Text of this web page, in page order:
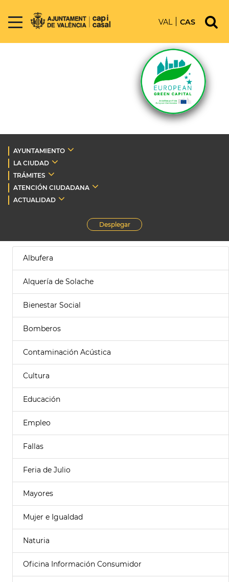
VAL CAS
AYUNTAMIENTO
LA CIUDAD
TRÁMITES
ATENCIÓN CIUDADANA
ACTUALIDAD
Desplegar
Albufera
Alquería de Solache
Bienestar Social
Bomberos
Contaminación Acústica
Cultura
Educación
Empleo
Fallas
Feria de Julio
Mayores
Mujer e Igualdad
Naturia
Oficina Información Consumidor